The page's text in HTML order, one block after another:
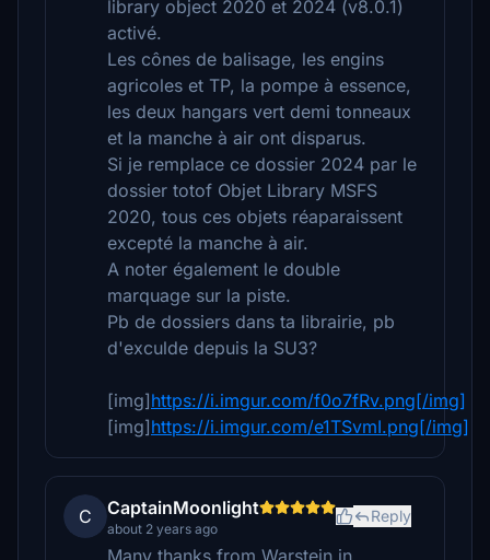
library object 2020 et 2024 (v8.0.1)
activé.
Les cônes de balisage, les engins
agricoles et TP, la pompe à essence,
les deux hangars vert demi tonneaux
et la manche à air ont disparus.
Si je remplace ce dossier 2024 par le
dossier totof Objet Library MSFS
2020, tous ces objets réaparaissent
excepté la manche à air.
A noter également le double
marquage sur la piste.
Pb de dossiers dans ta librairie, pb
d'exculde depuis la SU3?
[img]https://i.imgur.com/f0o7fRv.png[/img]
[img]https://i.imgur.com/e1TSvmI.png[/img]
C CaptainMoonlight
about 2 years ago
Reply
Many thanks from Warstein in